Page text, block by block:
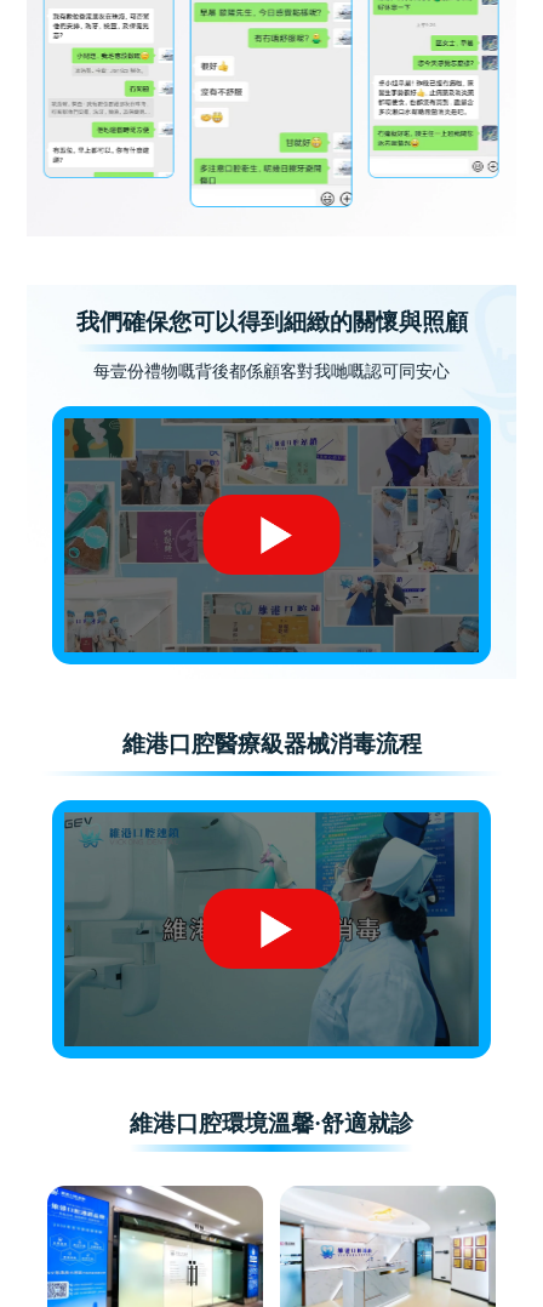
我們確保您可以得到細緻的關懷與照顧
每壹份禮物嘅背後都係顧客對我哋嘅認可同安心
維港口腔醫療級器械消毒流程
維港口腔環境溫馨·舒適就診